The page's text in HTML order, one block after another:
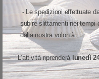
- Le spedizioni effettuate
subire slittamenti nei tempi
dalla nostra volontà.
L’attività riprenderàlunedì
Facile sostituzione dei
Gli indicatori visivi colorati e
guidano durante la
senza compromettere
procedura di sostituzione del
confusione e stress, riduce i